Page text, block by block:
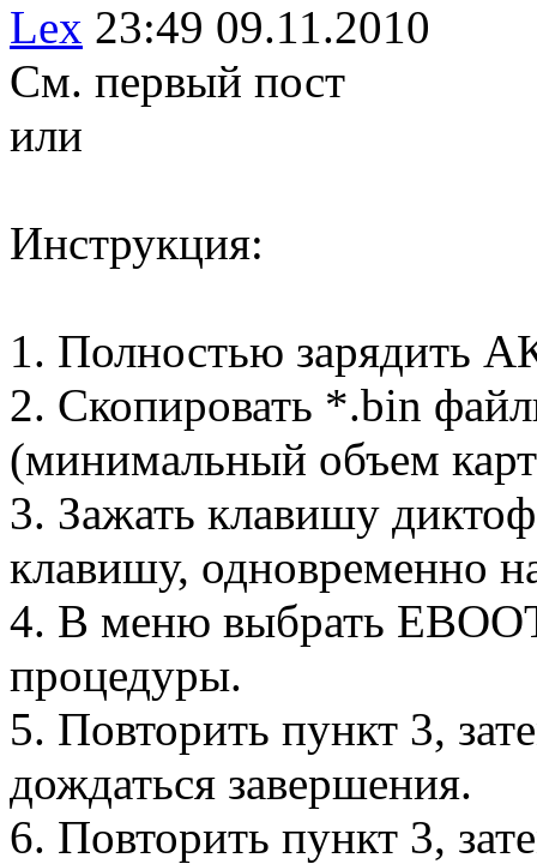
Lex 23:49 09.11.2010
См. первый пост
или
Инструкция:
1. Полностью зарядить
2. Скопировать *.bin
(минимальный объем
3. Зажать клавишу
клавишу, одновременно
4. В меню выбрать
процедуры.
5. Повторить пункт 3,
дождаться завершения.
6. Повторить пункт 3,